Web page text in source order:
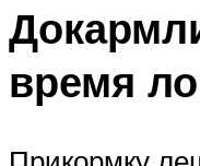
время